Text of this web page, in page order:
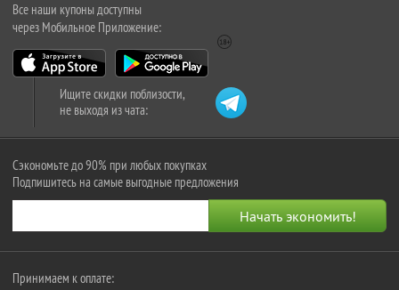
Все наши купоны доступны
через Мобильное Приложение:
Ищите скидки поблизости,
не выходя из чата:
Сэкономьте до 90% при любых покупках
Подпишитесь на самые выгодные предложения
Принимаем к оплате: